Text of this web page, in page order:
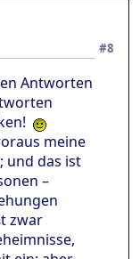
#8
Antworten
meine
und das ist
–
zwar